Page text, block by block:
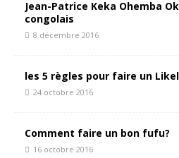
Jean-Patrice Keka Ohemba
congolais
8 décembre 2016
les 5 règles pour faire un
24 octobre 2016
Comment faire un bon fufu?
16 octobre 2016